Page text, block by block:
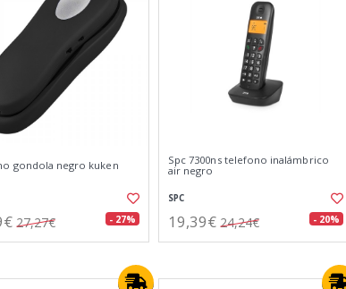
gondola negro kuken
27,27€ - 27%
Spc 7300ns telefono inalámbrico
air negro
SPC
19,39€ 24,24€ - 20%